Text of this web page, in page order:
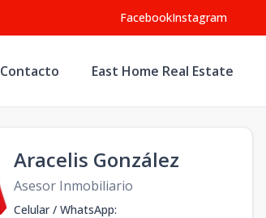
FacebookInstagram
Contacto East Home Real Estate
Aracelis González
Asesor Inmobiliario
Celular / WhatsApp: